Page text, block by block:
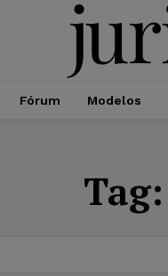
Fórum Modelos
Tag: